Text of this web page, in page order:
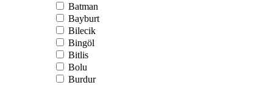
Batman
Bayburt
Bilecik
Bingöl
Bitlis
Bolu
Burdur